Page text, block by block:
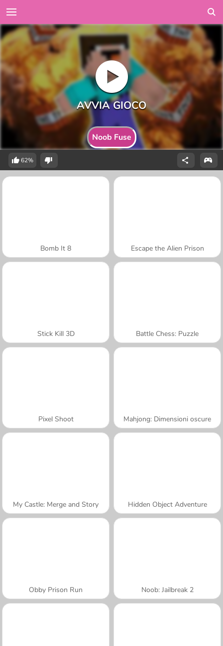
Noob Fuse
62%
Bomb It 8 Escape the Alien Prison
Stick Kill 3D Battle Chess: Puzzle
Pixel Shoot Mahjong: Dimensioni oscure
My Castle: Merge and Story Hidden Object Adventure
Obby Prison Run Noob: Jailbreak 2